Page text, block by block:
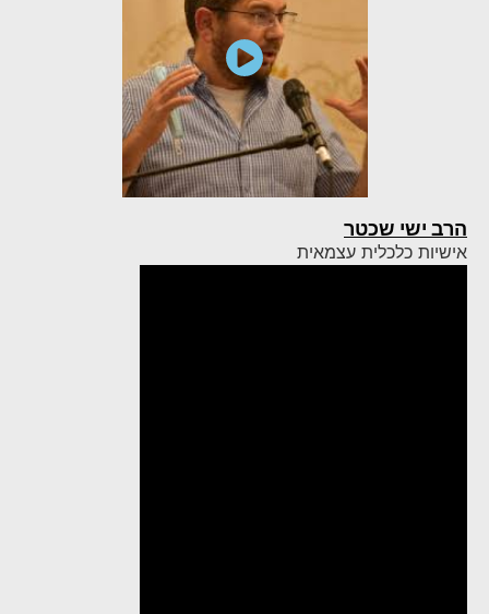
הרב ישי שכטר
אישיות כלכלית עצמאית